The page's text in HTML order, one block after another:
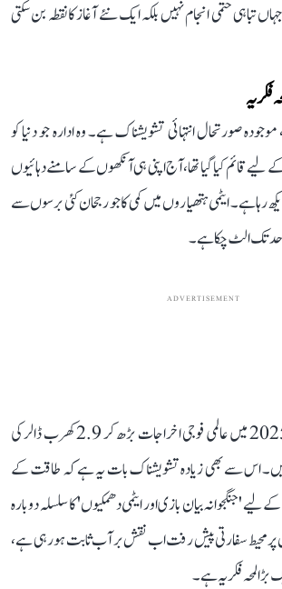
تباہی حتمی انجام نہیں بلکہ ایک نئے آغاز کا نقطہ بن سکتی
فکریہ
صورتحال انتہائی تشویشناک ہے۔ وہ ادارہ جو دنیا کو
قائم کیا گیا تھا، آج اپنی ہی آنکھوں کے سامنے دہائیوں
رہا ہے۔ ایٹمی ہتھیاروں میں کمی کا جو رجحان کئی برسوں سے
تک الٹ چکا ہے۔
ADVERTISEMENT
اعداد و شمار کے مطابق، 2025 میں عالمی فوجی اخراجات بڑھ کر 2.9 کھرب ڈالر کی
اس سے بھی زیادہ تشویشناک بات یہ ہے کہ طاقت کے
'جنگجوانہ بیان بازی اور ایٹمی دھمکیوں' کا سلسلہ دوبارہ
پر محیط سفارتی پیش رفت اب نقش بر آب ثابت ہو رہی ہے،
لمحہ فکریہ ہے۔